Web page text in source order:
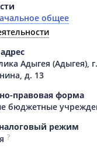
общее
Адыгея (Адыгея),
д. 13
правовая форма
бюджетные
режим
?